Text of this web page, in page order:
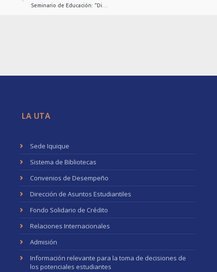
LA UTA
Sede Iquique
Sistema de Bibliotecas
Convenios de Desempeño
Dirección de Asuntos Estudiantiles
Fondo Solidario de Crédito
Relaciones Internacionales
Admisión
Información relevante para la toma de decisiones de
los potenciales estudiantes